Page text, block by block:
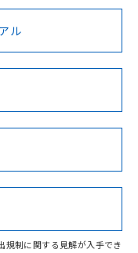
に、以下を必ずお読
Cd Cr(VI)
ル
規制に関する見解が入手でき